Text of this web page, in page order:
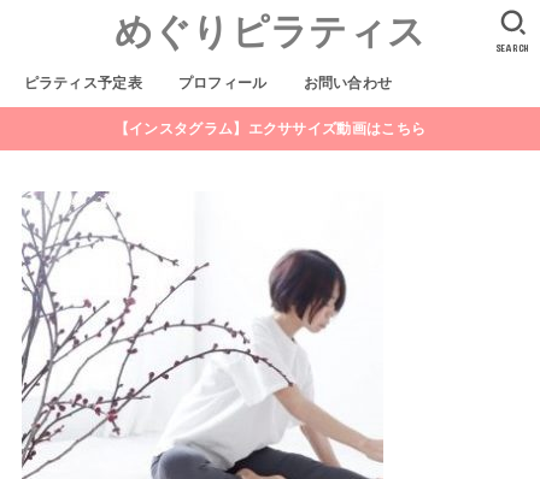
めぐりピラティス
ピラティス予定表 プロフィール お問い合わせ
SEARCH
【インスタグラム】エクササイズ動画はこちら